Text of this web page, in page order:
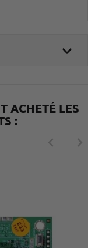
ACHETÉ LES
: